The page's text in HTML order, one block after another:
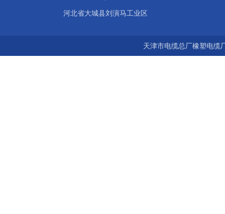
河北省大城县刘演马工业区
天津市电缆总厂橡塑电